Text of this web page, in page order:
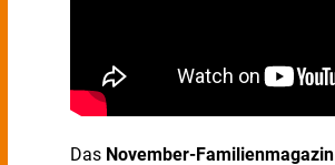
Das November-Familienmagazin